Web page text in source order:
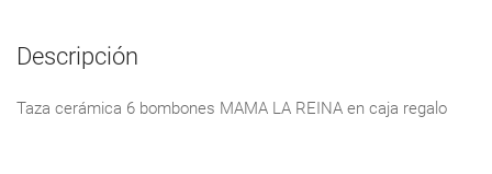
Descripción
Taza cerámica 6 bombones MAMA LA REINA en caja regalo